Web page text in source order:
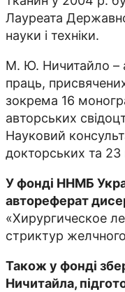
Лауреата
науки і техніки.
М. Ю. Ничитайло –
праць,
зокрема 16
авторських
Науковий
докторських та 23
У фонді ННМБ
автореферат
«Хирургическое
стриктур
Також у фонді
Ничитайла,